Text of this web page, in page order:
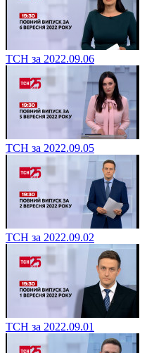
ТСН за 2022.09.06
ТСН за 2022.09.05
ТСН за 2022.09.02
ТСН за 2022.09.01